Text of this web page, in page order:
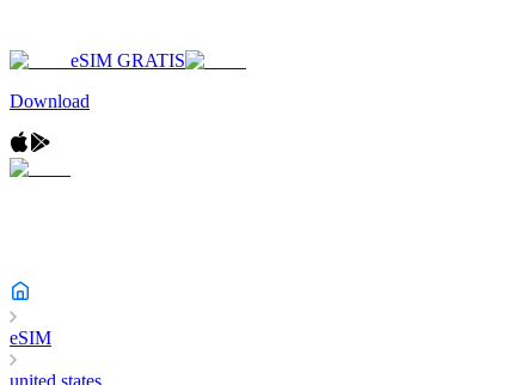
eSIM GRATIS
Download
eSIM
united states